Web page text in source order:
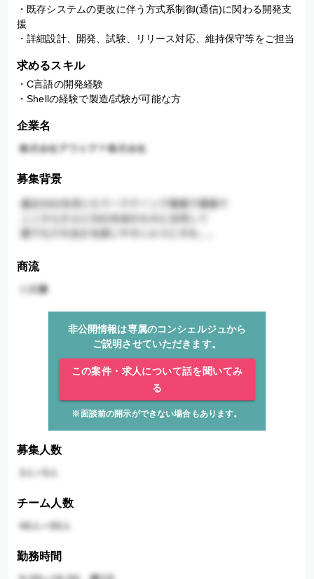
・既存システムの更改に伴う方式系制御(通信)に関わる開発支
援
・詳細設計、開発、試験、リリース対応、維持保守等をご担当
求めるスキル
・C言語の開発経験
・Shellの経験で製造/試験が可能な方
企業名
募集背景
商流
非公開情報は専属のコンシェルジュから
ご説明させていただきます。
この案件・求人について話を聞いてみ
る
※面談前の開示ができない場合もあります。
募集人数
チーム人数
勤務時間